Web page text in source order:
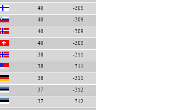
40 -309
40 -309
40 -309
40 -309
38 -311
38 -311
38 -311
37 -312
37 -312